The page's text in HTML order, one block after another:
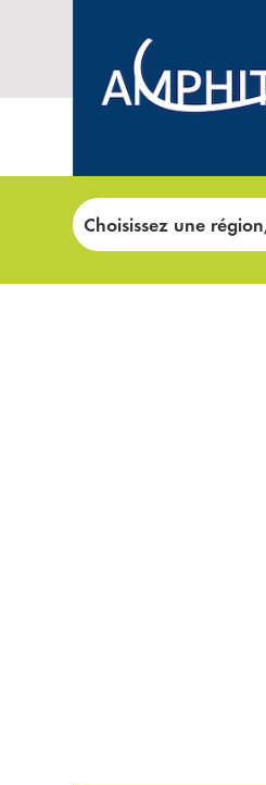
Choisissez une
Accueil>Club emploi
AGENCE